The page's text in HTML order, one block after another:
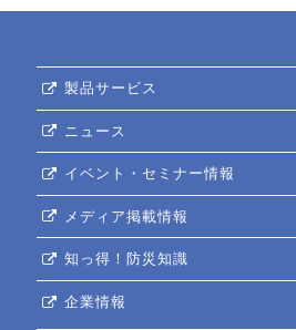
製品サービス
ニュース
イベント・セミナー情報
メディア掲載情報
知っ得！防災知識
企業情報